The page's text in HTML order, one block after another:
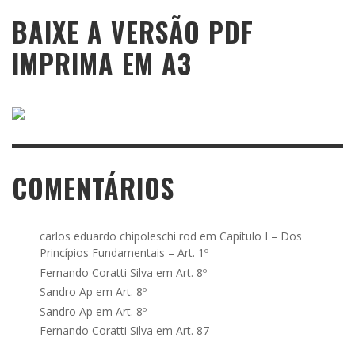
BAIXE A VERSÃO PDF
IMPRIMA EM A3
COMENTÁRIOS
carlos eduardo chipoleschi rod em Capítulo I – Dos
Princípios Fundamentais – Art. 1º
Fernando Coratti Silva em Art. 8º
Sandro Ap em Art. 8º
Sandro Ap em Art. 8º
Fernando Coratti Silva em Art. 87